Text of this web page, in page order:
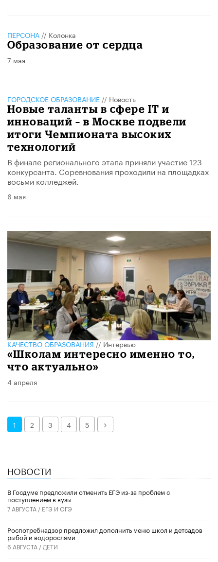
ПЕРСОНА // Колонка
Образование от сердца
7 мая
ГОРОДСКОЕ ОБРАЗОВАНИЕ // Новость
Новые таланты в сфере IT и
инноваций – в Москве подвели
итоги Чемпионата высоких
технологий
В финале регионального этапа приняли участие 123
конкурсанта. Соревнования проходили на площадках
восьми колледжей.
6 мая
КАЧЕСТВО ОБРАЗОВАНИЯ//Интервью
«Школам интересно именно то,
что актуально»
4 апреля
1 2 3 4 5 Далее
НОВОСТИ
В Госдуме предложили отменить ЕГЭ из-за проблем с
поступлением в вузы
7 АВГУСТА / ЕГЭ И ОГЭ
Роспотребнадзор предложил дополнить меню школ и детсадов
рыбой и водорослями
6 АВГУСТА / ДЕТИ